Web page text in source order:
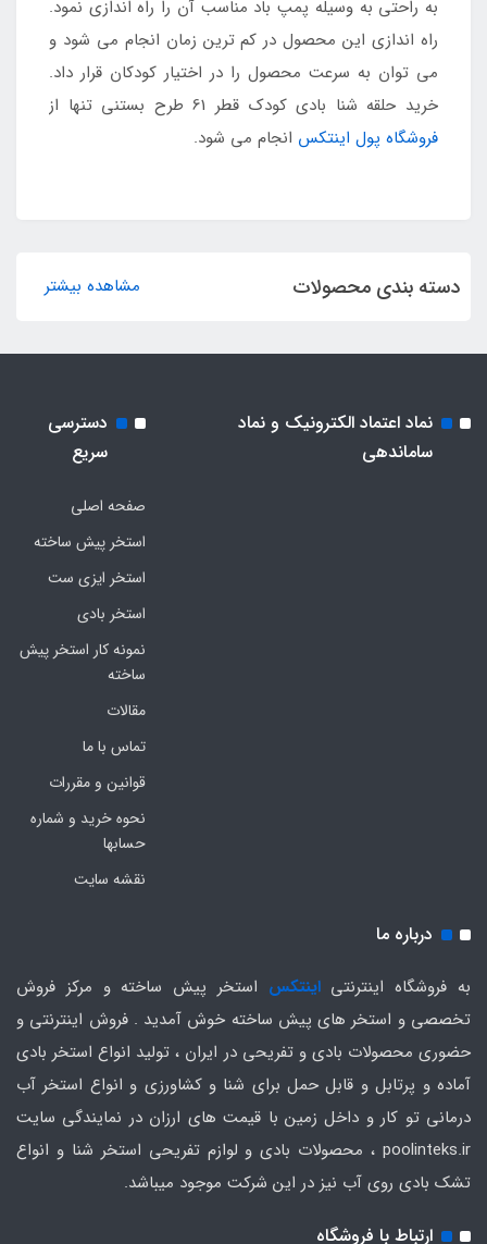
به راحتی به وسیله پمپ باد مناسب آن را راه اندازی نمود.
راه اندازی این محصول در کم ترین زمان انجام می شود و
می توان به سرعت محصول را در اختیار کودکان قرار داد.
خرید حلقه شنا بادی کودک قطر 61 طرح بستنی تنها از
فروشگاه پول اینتکس انجام می شود.
دسته بندی محصولات مشاهده بیشتر
نماد اعتماد الکترونیک و نماد
ساماندهی
دسترسی
سریع
صفحه اصلی
استخر پیش ساخته
استخر ایزی ست
استخر بادی
نمونه کار استخر پیش
ساخته
مقالات
تماس با ما
قوانین و مقررات
نحوه خرید و شماره
حسابها
نقشه سایت
درباره ما
به فروشگاه اینترنتیاینتکس استخر پیش ساخته و مرکز فروش
تخصصی و استخر های پیش ساخته خوش آمدید . فروش اینترنتی و
حضوری محصولات بادی و تفریحی در ایران ، تولید انواع استخر بادی
آماده و پرتابل و قابل حمل برای شنا و کشاورزی و انواع استخر آب
درمانی تو کار و داخل زمین با قیمت های ارزان در نمایندگی سایت
poolinteks.ir ، محصولات بادی و لوازم تفریحی استخر شنا و انواع
تشک بادی روی آب نیز در این شرکت موجود میباشد.
ارتباط با فروشگاه